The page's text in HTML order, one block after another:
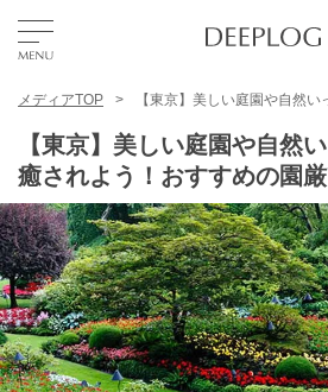
TOP
エリア
カテゴリー
メディアTOP 【東京】美しい庭園や自然
【東京】美しい庭園や自然
癒されよう！おすすめの園厳